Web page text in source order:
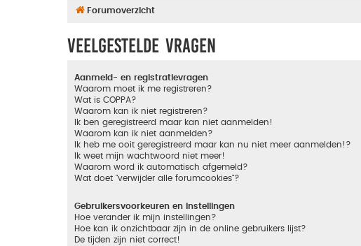
Forumoverzicht
Veelgestelde vragen
Aanmeld- en registratievragen
Waarom moet ik me registreren?
Wat is COPPA?
Waarom kan ik niet registreren?
Ik ben geregistreerd maar kan niet aanmelden!
Waarom kan ik niet aanmelden?
Ik heb me ooit geregistreerd maar kan nu niet meer aanmelden!?
Ik weet mijn wachtwoord niet meer!
Waarom word ik automatisch afgemeld?
Wat doet "verwijder alle forumcookies"?
Gebruikersvoorkeuren en instellingen
Hoe verander ik mijn instellingen?
Hoe kan ik onzichtbaar zijn in de online gebruikers lijst?
De tijden zijn niet correct!